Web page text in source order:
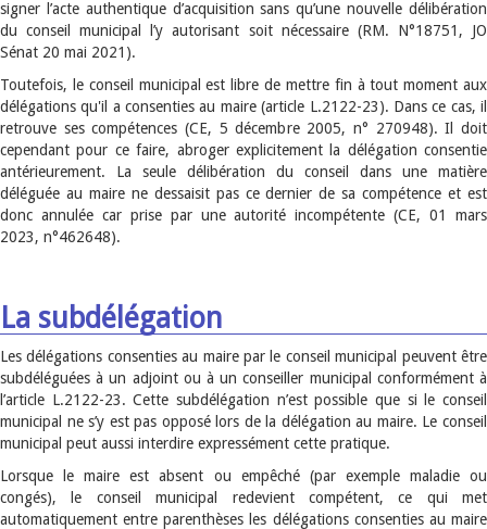
signer l’acte authentique d’acquisition sans qu’une nouvelle délibération
du conseil municipal l’y autorisant soit nécessaire (RM. N°18751, JO
Sénat 20 mai 2021).
Toutefois, le conseil municipal est libre de mettre fin à tout moment aux
délégations qu'il a consenties au maire (article L.2122-23). Dans ce cas, il
retrouve ses compétences (CE, 5 décembre 2005, n° 270948). Il doit
cependant pour ce faire, abroger explicitement la délégation consentie
antérieurement. La seule délibération du conseil dans une matière
déléguée au maire ne dessaisit pas ce dernier de sa compétence et est
donc annulée car prise par une autorité incompétente (CE, 01 mars
2023, n°462648).
La subdélégation
Les délégations consenties au maire par le conseil municipal peuvent être
subdéléguées à un adjoint ou à un conseiller municipal conformément à
l’article L.2122-23. Cette subdélégation n’est possible que si le conseil
municipal ne s’y est pas opposé lors de la délégation au maire. Le conseil
municipal peut aussi interdire expressément cette pratique.
Lorsque le maire est absent ou empêché (par exemple maladie ou
congés), le conseil municipal redevient compétent, ce qui met
automatiquement entre parenthèses les délégations consenties au maire